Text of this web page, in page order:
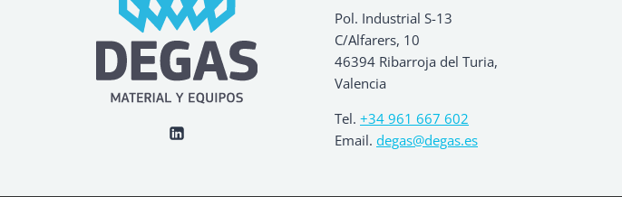
Pol. Industrial S-13
C/Alfarers, 10
46394 Ribarroja del Turia,
Valencia
Tel. +34 961 667 602
Email. degas@degas.es